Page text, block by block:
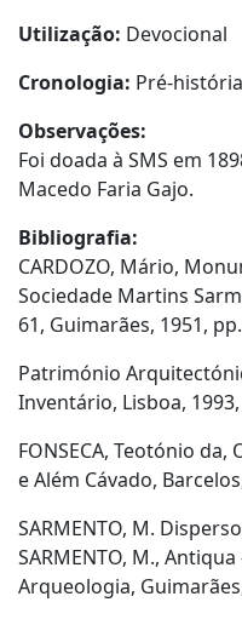
Utilização: Devocional
Cronologia: Pré-
Observações:
Foi doada à SMS em
Macedo Faria Gajo.
Bibliografia:
CARDOZO, Mário,
Sociedade Martins
61, Guimarães, 1951,
Património
Inventário, Lisboa,
FONSECA, Teotónio
e Além Cávado,
SARMENTO, M.
SARMENTO, M.,
Arqueologia,